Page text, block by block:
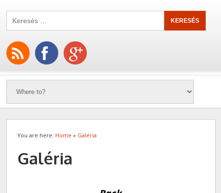
You are here: Home » Galéria
Galéria